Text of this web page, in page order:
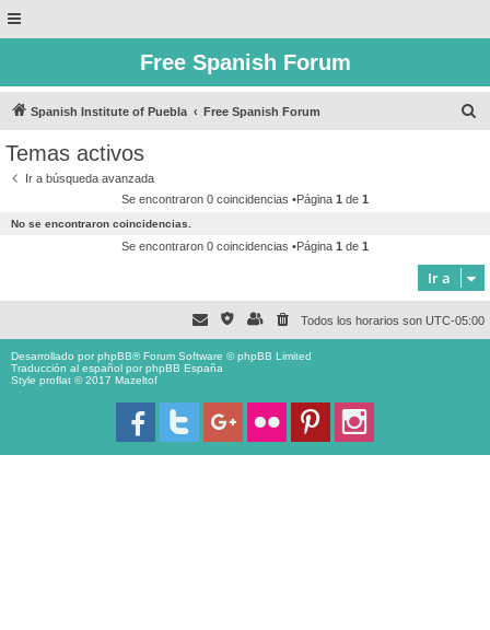
Free Spanish Forum
Spanish Institute of Puebla Free Spanish Forum
Temas activos
Ir a búsqueda avanzada
Se encontraron 0 coincidencias •Página 1 de 1
No se encontraron coincidencias.
Se encontraron 0 coincidencias •Página 1 de 1
Ir a
Todos los horarios son UTC-05:00
Desarrollado porphpBB® Forum Software © phpBB Limited
Traducción al español porphpBB España
Style proflat © 2017 Mazeltof